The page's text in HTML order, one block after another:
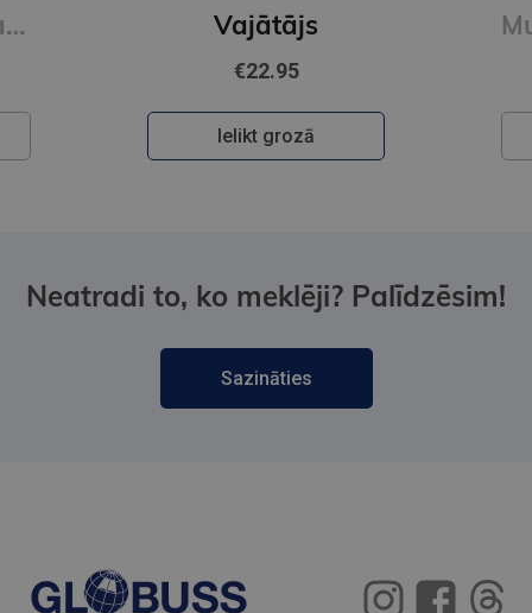
€9.65
Ielikt grozā
Neatradi to, ko meklēji? Palīdzēsim!
Sazināties